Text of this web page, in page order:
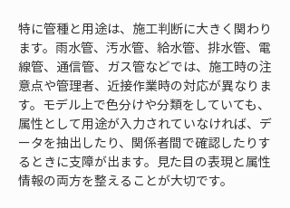
特に管種と用途は、施工判断に大きく関わり
ます。雨水管、汚水管、給水管、排水管、電
線管、通信管、ガス管などでは、施工時の注
意点や管理者、近接作業時の対応が異なりま
す。モデル上で色分けや分類をしていても、
属性として用途が入力されていなければ、デ
ータを抽出したり、関係者間で確認したりす
るときに支障が出ます。見た目の表現と属性
情報の両方を整えることが大切です。